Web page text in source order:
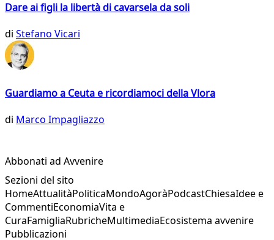
Dare ai figli la libertà di cavarsela da soli
di Stefano Vicari
Guardiamo a Ceuta e ricordiamoci della Vlora
di Marco Impagliazzo
Abbonati ad Avvenire
Sezioni del sito
HomeAttualitàPoliticaMondoAgoràPodcastChiesaIdee e
CommentiEconomiaVita e
CuraFamigliaRubricheMultimediaEcosistema avvenire
Pubblicazioni